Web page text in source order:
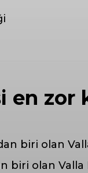
en
biri olan Valla